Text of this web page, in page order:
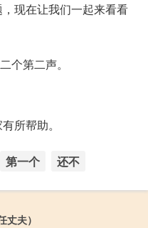
现在让我们一起来看看
个第二声。
所帮助。
第一个 还不
夫）